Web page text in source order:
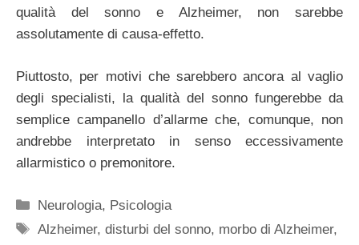
qualità del sonno e Alzheimer, non sarebbe
assolutamente di causa-effetto.
Piuttosto, per motivi che sarebbero ancora al vaglio
degli specialisti, la qualità del sonno fungerebbe da
semplice campanello d’allarme che, comunque, non
andrebbe interpretato in senso eccessivamente
allarmistico o premonitore.
Categorie
Neurologia, Psicologia
Tag
Alzheimer,disturbi del sonno, morbo di Alzheimer,